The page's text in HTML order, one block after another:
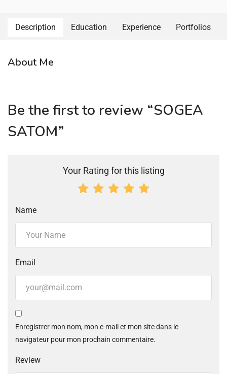
Description Education Experience Portfolios
About Me
Be the first to review “SOGEA
SATOM”
Your Rating for this listing
Name
Email
Enregistrer mon nom, mon e-mail et mon site dans le
navigateur pour mon prochain commentaire.
Review